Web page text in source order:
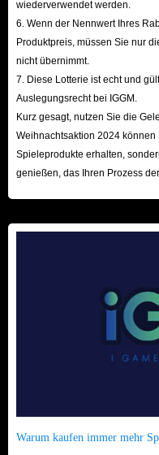
Warum Arknights:
Der Kauf eines Accounts ist
ihre Zeit effizient nutzen
Überspringen Sie den
Eröffnungsanimationen von
fertigen Account steigen
Infrastruktur bieten hier
Premium-Inhalte sofort
Verlassen Sie sich nicht auf
Ihre gewünschten 5-Sterne-
wiederverwendet werden.
6. Wenn der Nennwert Ihres
Produktpreis, müssen Sie nur
nicht übernimmt.
7. Diese Lotterie ist echt und
Auslegungsrecht bei IGGM.
Kurz gesagt, nutzen Sie die
Weihnachtsaktion 2024
Spieleprodukte erhalten,
genießen, das Ihren Prozess
Warum kaufen immer mehr